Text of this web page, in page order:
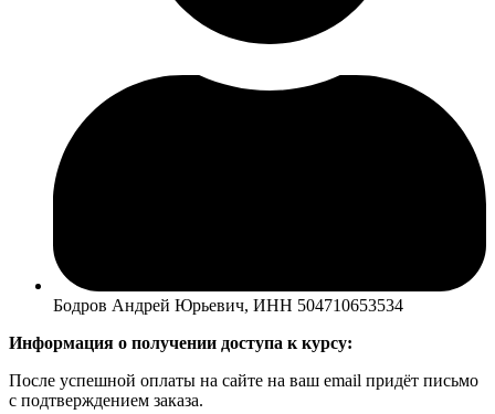
Бодров Андрей Юрьевич, ИНН 504710653534
Информация о получении доступа к курсу:
После успешной оплаты на сайте на ваш email придёт письмо
с подтверждением заказа.